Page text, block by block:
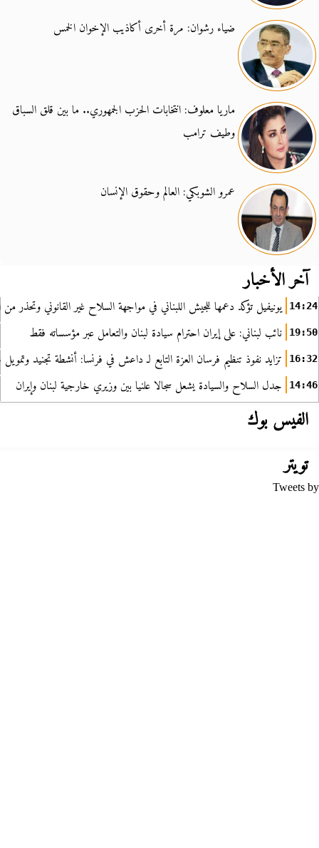
ضياء رشوان: مرة أخرى أكاذيب الإخوان الخمس
ماريا معلوف: انتخابات الحزب الجمهوري.. ما بين قلق السباق
وطيف ترامب
عمرو الشوبكي: العالم وحقوق الإنسان
آخر الأخبار
14:24 يونيفيل تؤكد دعمها للجيش اللبناني في مواجهة السلاح غير القانوني وتحذر من
19:50 نائب لبناني: على إيران احترام سيادة لبنان والتعامل عبر مؤسساته فقط
16:32 تزايد نفوذ تنظيم فرسان العزة التابع لـ داعش في فرنسا: أنشطة تجنيد
14:46 جدل السلاح والسيادة يشعل سجالا علنيا بين وزيري خارجية لبنان وإيران
الفيس بوك
تويتر
Tweets by